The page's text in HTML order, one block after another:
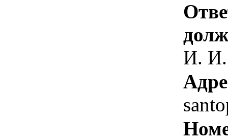
И. И.